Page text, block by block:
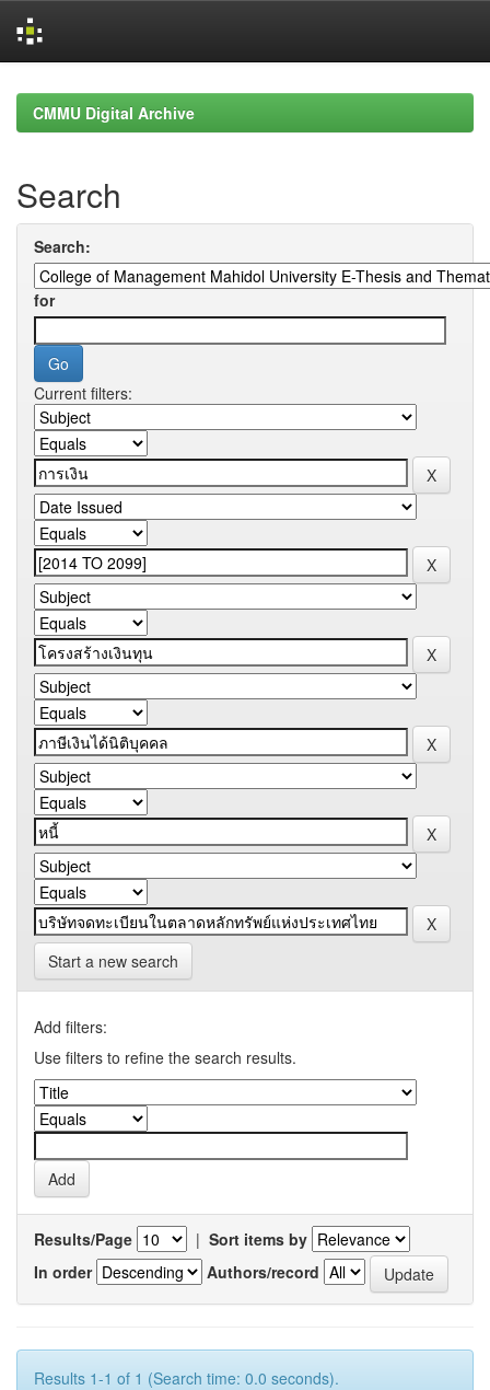
navigationCMMU Digital Archive
Search
Search:
for
Current filters:
Start a new search
Add filters:
Use filters to refine the search results.
Results/Page | Sort items by
In order
Authors/record
Results 1-1 of 1 (Search time: 0.0 seconds).